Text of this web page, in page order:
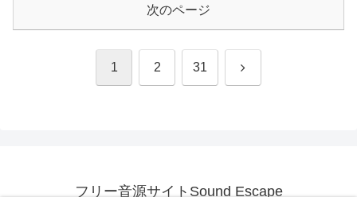
次のページ
1 2 31 次
フリー音源サイトSound Escape